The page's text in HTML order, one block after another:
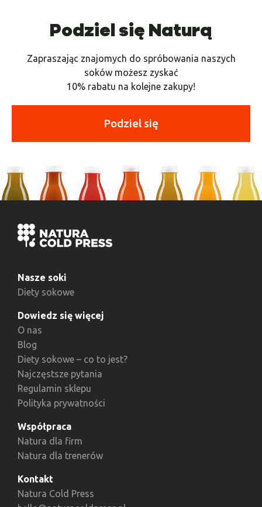
Podziel się Naturą
Zapraszając znajomych do spróbowania naszych
soków możesz zyskać
10% rabatu na kolejne zakupy!
Podziel się
Nasze soki
Diety sokowe
Dowiedz się więcej
O nas
Blog
Diety sokowe – co to jest?
Najczęstsze pytania
Regulamin sklepu
Polityka prywatności
Współpraca
Natura dla firm
Natura dla trenerów
Kontakt
Natura Cold Press